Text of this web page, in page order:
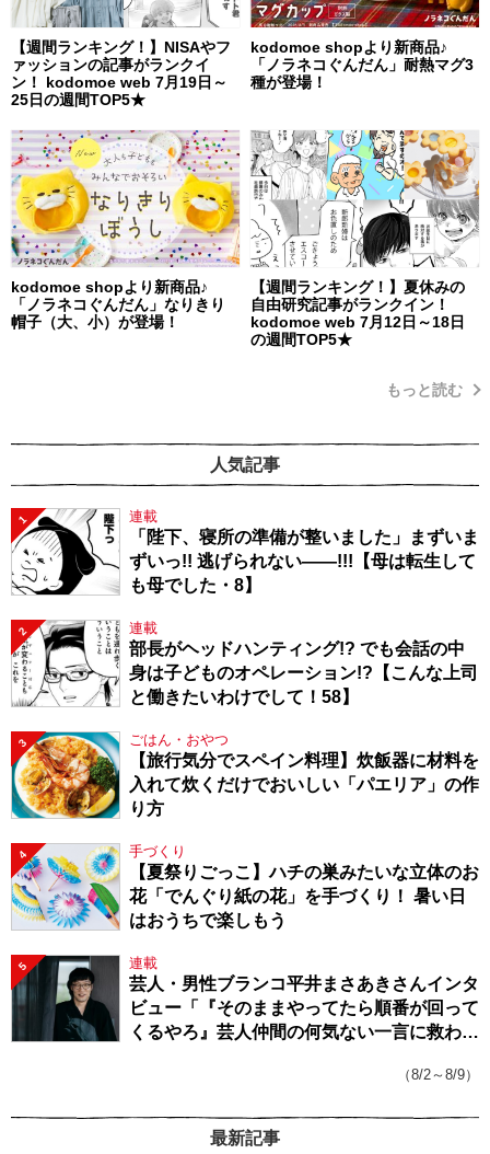
【週間ランキング！】NISAやフ
ァッションの記事がランクイ
ン！ kodomoe web 7月19日～
25日の週間TOP5★
kodomoe shopより新商品♪
「ノラネコぐんだん」耐熱マグ3
種が登場！
kodomoe shopより新商品♪
「ノラネコぐんだん」なりきり
帽子（大、小）が登場！
【週間ランキング！】夏休みの
自由研究記事がランクイン！
kodomoe web 7月12日～18日
の週間TOP5★
もっと読む
人気記事
1 連載
「陛下、寝所の準備が整いました」まずいま
ずいっ!! 逃げられない――!!!【母は転生して
も母でした・8】
2 連載
部長がヘッドハンティング!? でも会話の中
身は子どものオペレーション!?【こんな上司
と働きたいわけでして！58】
3 ごはん・おやつ
【旅行気分でスペイン料理】炊飯器に材料を
入れて炊くだけでおいしい「パエリア」の作
り方
4 手づくり
【夏祭りごっこ】ハチの巣みたいな立体のお
花「でんぐり紙の花」を手づくり！ 暑い日
はおうちで楽しもう
5 連載
芸人・男性ブランコ平井まさあきさんインタ
ビュー「『そのままやってたら順番が回って
くるやろ』芸人仲間の何気ない一言に救われ
（8/2～8/9）
最新記事